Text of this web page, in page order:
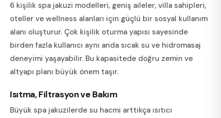
6 kişilik spa jakuzi modelleri, geniş aileler, villa sahipleri,
oteller ve wellness alanları için güçlü bir sosyal kullanım
alanı oluşturur. Çok kişilik oturma yapısı sayesinde
birden fazla kullanıcı aynı anda sıcak su ve hidromasaj
deneyimi yaşayabilir. Bu kapasitede doğru zemin ve
altyapı planı büyük önem taşır.
Isıtma, Filtrasyon ve Bakım
Büyük spa jakuzilerde su hacmi arttıkça ısıtıcı